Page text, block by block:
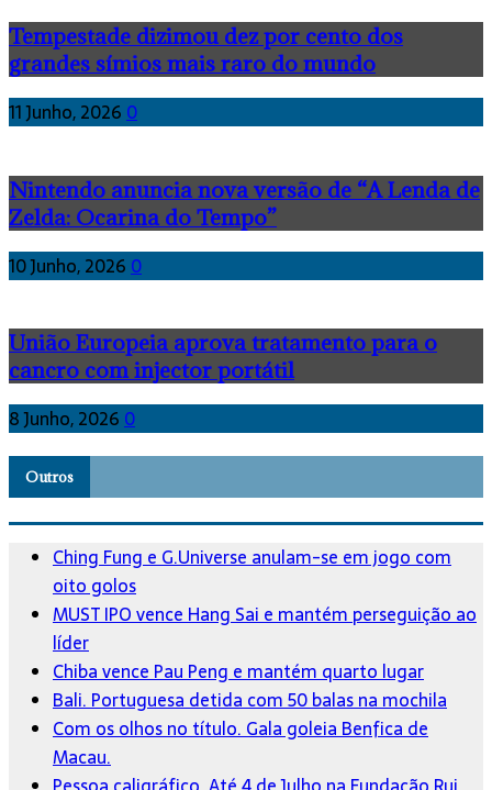
Tempestade dizimou dez por cento dos
grandes símios mais raro do mundo
11 Junho, 2026 0
Nintendo anuncia nova versão de “A Lenda de
Zelda: Ocarina do Tempo”
10 Junho, 2026 0
União Europeia aprova tratamento para o
cancro com injector portátil
8 Junho, 2026 0
Outros
Ching Fung e G.Universe anulam-se em jogo com
oito golos
MUST IPO vence Hang Sai e mantém perseguição ao
líder
Chiba vence Pau Peng e mantém quarto lugar
Bali. Portuguesa detida com 50 balas na mochila
Com os olhos no título. Gala goleia Benfica de
Macau.